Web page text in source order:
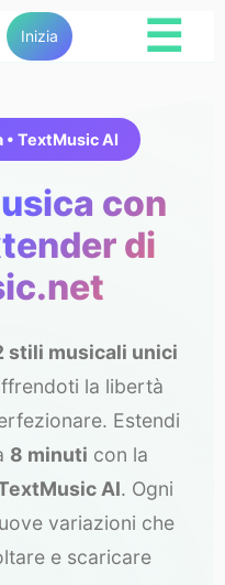
Inizia ☰
• TextMusic AI
con
di
stili musicali unici
la libertà
Estendi
8 minuti con la
AI. Ogni
variazioni che
e scaricare